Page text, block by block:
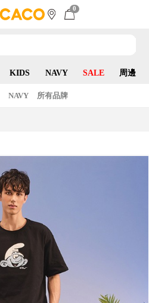
0
KIDS NAVY SALE 周邊
NAVY 所有品牌